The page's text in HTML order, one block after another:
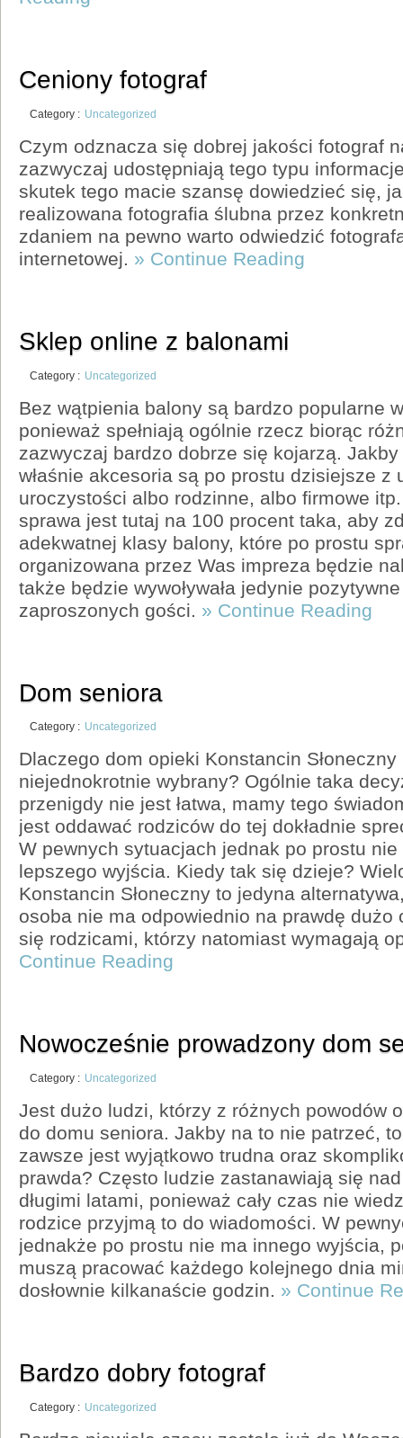
Ceniony fotograf
Category : Uncategorized
Czym odznacza się dobrej jakości fotograf
zazwyczaj udostępniają tego typu
skutek tego macie szansę dowiedzieć się,
realizowana fotografia ślubna przez
zdaniem na pewno warto odwiedzić
internetowej. » Continue Reading
Sklep online z balonami
Category : Uncategorized
Bez wątpienia balony są bardzo popularne
ponieważ spełniają ogólnie rzecz biorąc
zazwyczaj bardzo dobrze się kojarzą.
właśnie akcesoria są po prostu dzisiejsze z
uroczystości albo rodzinne, albo firmowe
sprawa jest tutaj na 100 procent taka, aby
adekwatnej klasy balony, które po prostu
organizowana przez Was impreza będzie
także będzie wywoływała jedynie
zaproszonych gości. » Continue Reading
Dom seniora
Category : Uncategorized
Dlaczego dom opieki Konstancin
niejednokrotnie wybrany? Ogólnie taka
przenigdy nie jest łatwa, mamy tego
jest oddawać rodziców do tej dokładnie
W pewnych sytuacjach jednak po prostu
lepszego wyjścia. Kiedy tak się dzieje?
Konstancin Słoneczny to jedyna
osoba nie ma odpowiednio na prawdę dużo
się rodzicami, którzy natomiast wymagają
Continue Reading
Nowocześnie prowadzony dom
Category : Uncategorized
Jest dużo ludzi, którzy z różnych powodów
do domu seniora. Jakby na to nie patrzeć,
zawsze jest wyjątkowo trudna oraz
prawda? Często ludzie zastanawiają się
długimi latami, ponieważ cały czas nie
rodzice przyjmą to do wiadomości. W
jednakże po prostu nie ma innego wyjścia,
muszą pracować każdego kolejnego dnia
dosłownie kilkanaście godzin. » Continue
Bardzo dobry fotograf
Category : Uncategorized